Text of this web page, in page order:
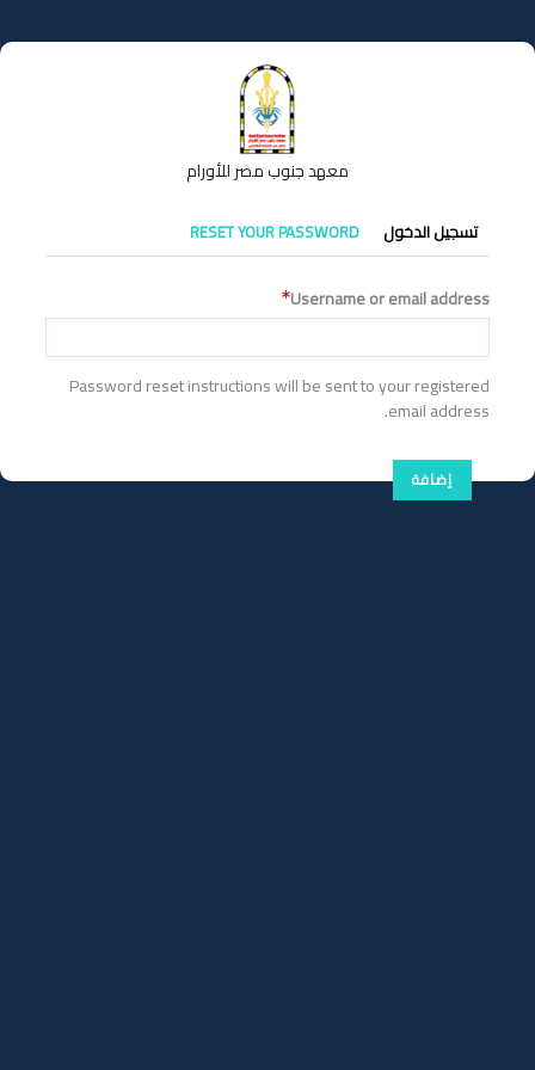
إلى
المحتوى
معهد جنوب مصر للأورام
التبويبات
الأساسية
تسجيل الدخول RESET YOUR PASSWORD
Username or email address
Password reset instructions will be sent to your registered
email address.